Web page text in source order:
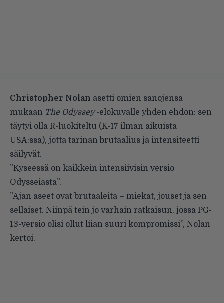
Christopher Nolan asetti omien sanojensa
mukaan The Odyssey-elokuvalle yhden ehdon: sen
täytyi olla R-luokiteltu (K-17 ilman aikuista
USA:ssa), jotta tarinan brutaalius ja intensiteetti
säilyvät.
”Kyseessä on kaikkein intensiivisin versio
Odysseiasta”.
”Ajan aseet ovat brutaaleita – miekat, jouset ja sen
sellaiset. Niinpä tein jo varhain ratkaisun, jossa PG-
13-versio olisi ollut liian suuri kompromissi”, Nolan
kertoi.